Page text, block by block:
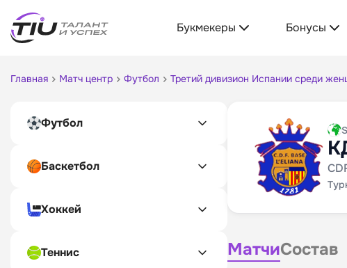
Букмекеры Бонусы
Главная Матч центр Футбол Третий дивизион Испании среди
Футбол
Баскетбол
Хоккей
Теннис МатчиСостав